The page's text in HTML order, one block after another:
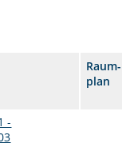
Raum-
plan
-